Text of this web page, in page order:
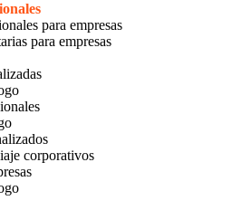
para empresas
para empresas
corporativos